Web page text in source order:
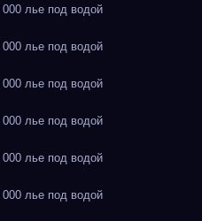
лье под водой
лье под водой
лье под водой
лье под водой
лье под водой
лье под водой